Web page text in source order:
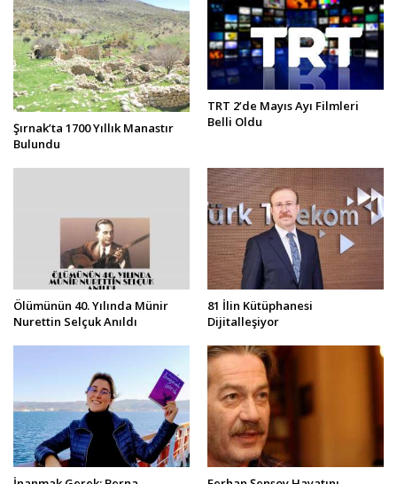
Şırnak’ta 1700 Yıllık Manastır
Bulundu
TRT 2’de Mayıs Ayı Filmleri
Belli Oldu
Ölümünün 40. Yılında Münir
Nurettin Selçuk Anıldı
81 İlin Kütüphanesi
Dijitalleşiyor